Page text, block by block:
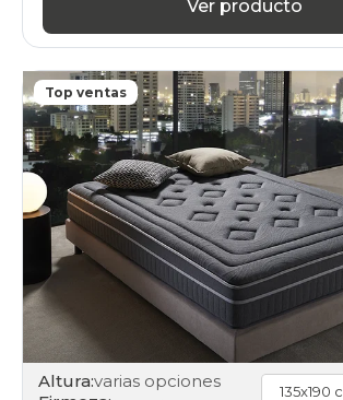
Ver producto
Top ventas
Altura:varias opciones